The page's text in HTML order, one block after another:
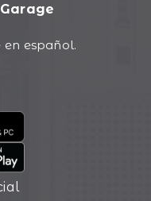
en español.